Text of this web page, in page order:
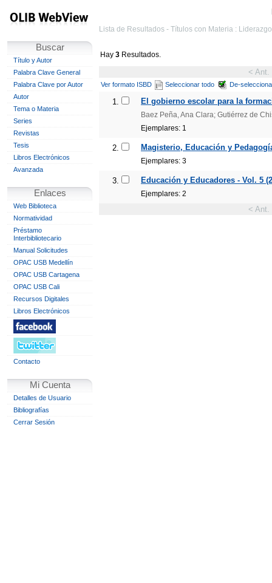
Buscar
Título y Autor
Palabra Clave General
Palabra Clave por Autor
Autor
Tema o Materia
Series
Revistas
Tesis
Libros Electrónicos
Avanzada
Enlaces
Web Biblioteca
Normatividad
Préstamo
Interbibliotecario
Manual Solicitudes
OPAC USB Medellín
OPAC USB Cartagena
OPAC USB Cali
Recursos Digitales
Libros Electrónicos
Contacto
Mi Cuenta
Detalles de Usuario
Bibliografías
Cerrar Sesión
Lista de Resultados - Títulos con Materia :
Hay 3 Resultados.
< Ant.
Ver formato ISBD Seleccionar todo De-
1. El gobierno escolar para la
Baez Peña, Ana Clara; Gutiérrez de
Ejemplares: 1
2. Magisterio, Educación y
Ejemplares: 3
3. Educación y Educadores - Vol. 5
Ejemplares: 2
< Ant.